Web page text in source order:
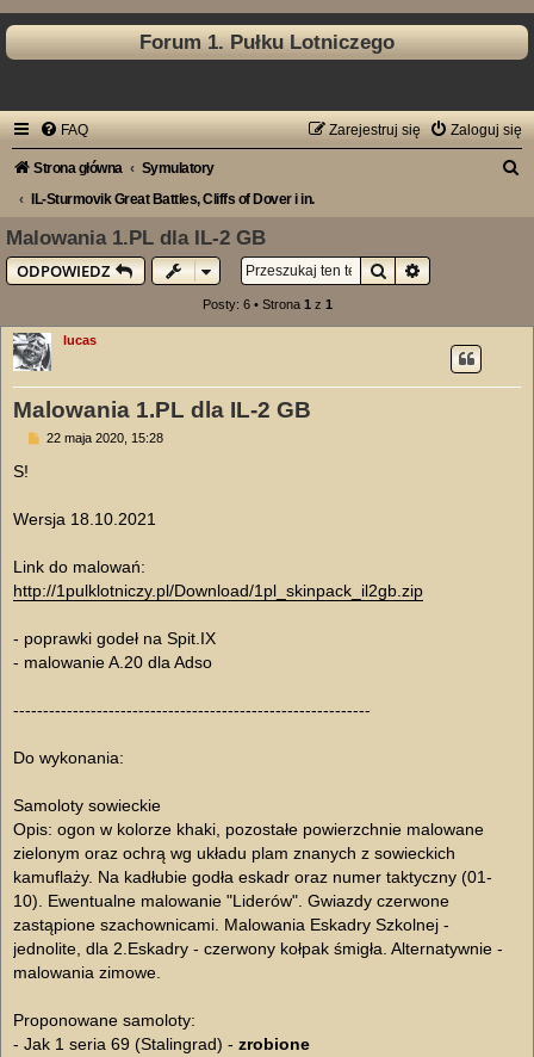
Forum 1. Pułku Lotniczego
FAQ Zaloguj się
Zarejestruj się
Strona główna
Symulatory
IL-Sturmovik Great Battles, Cliffs of Dover i in.
j
Malowania 1.PL dla IL-2 GB
ODPOWIEDZ
SzukajWyszukiwanie
Posty: 6 • Strona 1 z 1
lucas
Malowania 1.PL dla IL-2 GB
P22 maja 2020, 15:28
S!
Wersja 18.10.2021
Link do malowań:
http://1pulklotniczy.pl/Download/1pl_skinpack_il2gb.zip
- poprawki godeł na Spit.IX
- malowanie A.20 dla Adso
------------------------------------------------------------
Do wykonania:
Samoloty sowieckie
Opis: ogon w kolorze khaki, pozostałe powierzchnie malowane
zielonym oraz ochrą wg układu plam znanych z sowieckich
kamuflaży. Na kadłubie godła eskadr oraz numer taktyczny (01-
10). Ewentualne malowanie "Liderów". Gwiazdy czerwone
zastąpione szachownicami. Malowania Eskadry Szkolnej -
jednolite, dla 2.Eskadry - czerwony kołpak śmigła. Alternatywnie -
malowania zimowe.
Proponowane samoloty:
- Jak 1 seria 69 (Stalingrad) - zrobione